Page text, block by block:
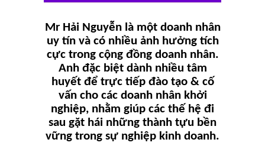
Mr Hải Nguyễn là một doanh nhân
uy tín và có nhiều ảnh hưởng tích
cực trong cộng đồng doanh nhân.
Anh đặc biệt dành nhiều tâm
huyết để trực tiếp đào tạo & cố
vấn cho các doanh nhân khởi
nghiệp, nhằm giúp các thế hệ đi
sau gặt hái những thành tựu bền
vững trong sự nghiệp kinh doanh.